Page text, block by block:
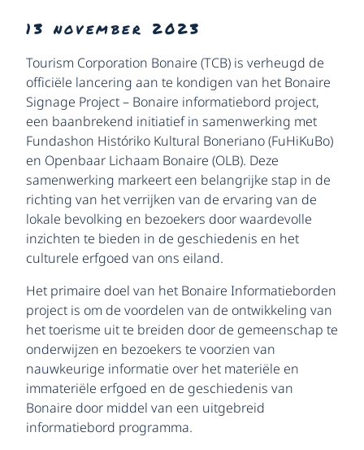
13 november 2023
Tourism Corporation Bonaire (TCB) is verheugd de
officiële lancering aan te kondigen van het Bonaire
Signage Project – Bonaire informatiebord project,
een baanbrekend initiatief in samenwerking met
Fundashon Históriko Kultural Boneriano (FuHiKuBo)
en Openbaar Lichaam Bonaire (OLB). Deze
samenwerking markeert een belangrijke stap in de
richting van het verrijken van de ervaring van de
lokale bevolking en bezoekers door waardevolle
inzichten te bieden in de geschiedenis en het
culturele erfgoed van ons eiland.
Het primaire doel van het Bonaire Informatieborden
project is om de voordelen van de ontwikkeling van
het toerisme uit te breiden door de gemeenschap te
onderwijzen en bezoekers te voorzien van
nauwkeurige informatie over het materiële en
immateriële erfgoed en de geschiedenis van
Bonaire door middel van een uitgebreid
informatiebord programma.